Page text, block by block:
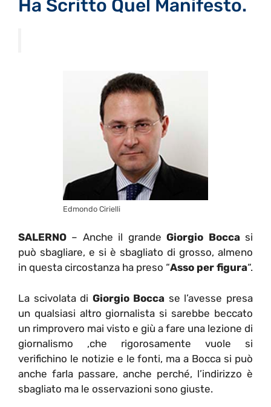
Ha Scritto Quel Manifesto.
Edmondo Cirielli
SALERNO – Anche il grande Giorgio Boccasi
può sbagliare, e si è sbagliato di grosso, almeno
in questa circostanza ha preso “Asso per figura“.
La scivolata di Giorgio Bocca se l’avesse presa
un qualsiasi altro giornalista si sarebbe beccato
un rimprovero mai visto e giù a fare una lezione di
giornalismo ,che rigorosamente vuole si
verifichino le notizie e le fonti, ma a Bocca si può
anche farla passare, anche perché, l’indirizzo è
sbagliato ma le osservazioni sono giuste.